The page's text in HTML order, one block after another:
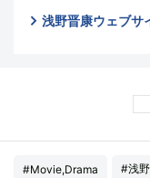
浅野晋康ウェブサ
#Movie,Drama #浅